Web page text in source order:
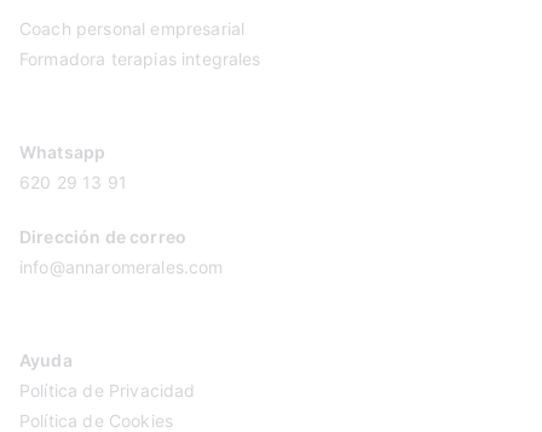
Coach personal empresarial
Formadora terapias integrales
Whatsapp
620 29 13 91
Dirección de correo
info@annaromerales.com
Ayuda
Política de Privacidad
Política de Cookies